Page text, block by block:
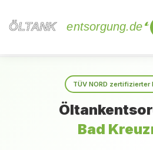
ÖLTANK
ÖLTANK entsorgung.de
TÜV NORD zertifizierter
Bad